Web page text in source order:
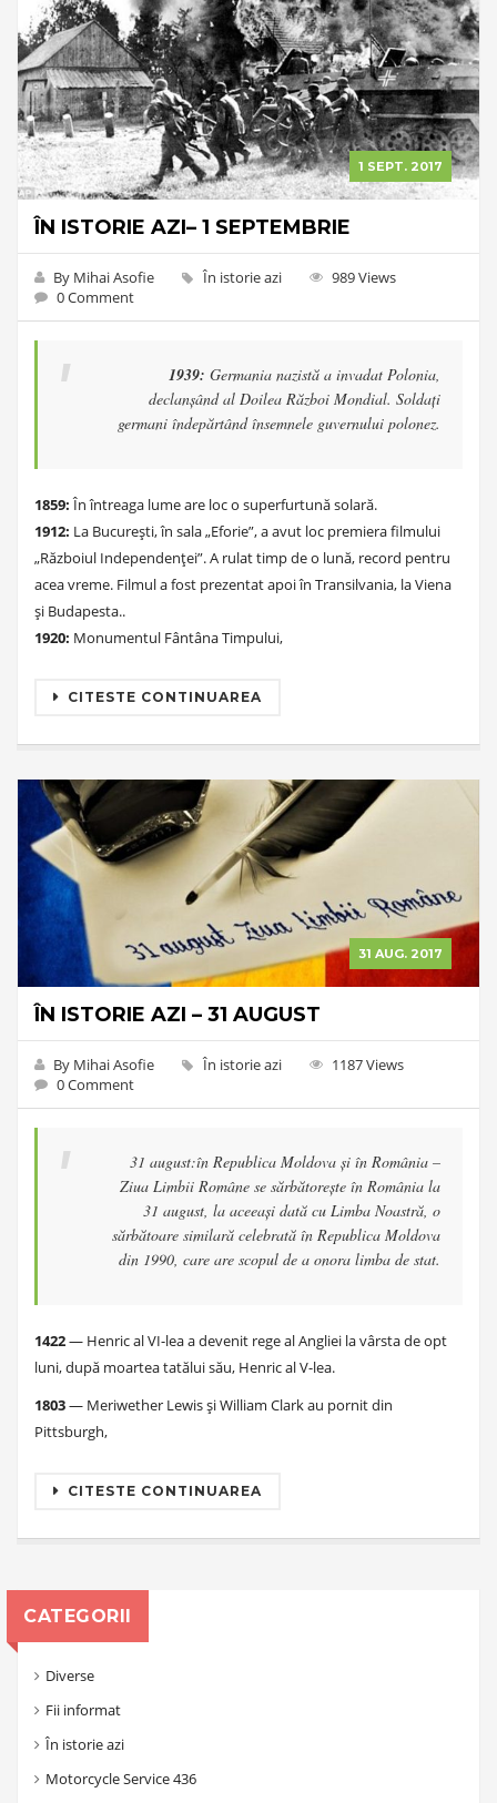
ÎN ISTORIE AZI– 1 SEPTEMBRIE
1 SEPT. 2017
By Mihai Asofie În istorie azi
989 Views
0 Comment
1939: Germania nazistă a invadat Polonia,
declanșând al Doilea Război Mondial. Soldați
germani îndepărtând însemnele guvernului polonez.
1859:În întreaga lume are loc o superfurtună solară.
1912: La București, în sala „Eforie”, a avut loc premiera filmului
„Războiul Independenței”. A rulat timp de o lună, record pentru
acea vreme. Filmul a fost prezentat apoi în Transilvania, la Viena
și Budapesta..
1920: Monumentul Fântâna Timpului,
CITESTE CONTINUAREA
ÎN ISTORIE AZI – 31 AUGUST
31 AUG. 2017
By Mihai Asofie În istorie azi
1187 Views
0 Comment
31 august:în Republica Moldova și în România –
Ziua Limbii Române se sărbătorește în România la
31 august, la aceeași dată cu Limba Noastră, o
sărbătoare similară celebrată în Republica Moldova
din 1990, care are scopul de a onora limba de stat.
1422— Henric al VI-lea a devenit rege al Angliei la vârsta de opt
luni, după moartea tatălui său, Henric al V-lea.
1803— Meriwether Lewis și William Clark au pornit din
Pittsburgh,
CITESTE CONTINUAREA
CATEGORII
Diverse
Fii informat
În istorie azi
Motorcycle Service 436